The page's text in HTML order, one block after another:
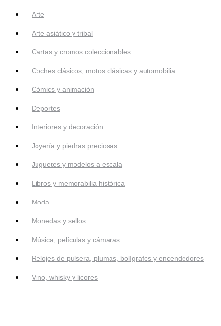
Arte
Arte asiático y tribal
Cartas y cromos coleccionables
Coches clásicos, motos clásicas y automobilia
Cómics y animación
Deportes
Interiores y decoración
Joyería y piedras preciosas
Juguetes y modelos a escala
Libros y memorabilia histórica
Moda
Monedas y sellos
Música, películas y cámaras
Relojes de pulsera, plumas, bolígrafos y encendedores
Vino, whisky y licores